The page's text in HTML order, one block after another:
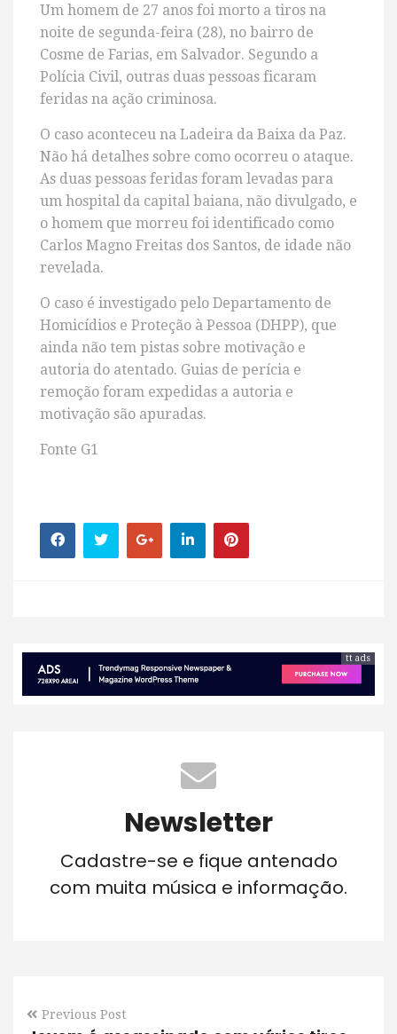
Um homem de 27 anos foi morto a tiros na
noite de segunda-feira (28), no bairro de
Cosme de Farias, em Salvador. Segundo a
Polícia Civil, outras duas pessoas ficaram
feridas na ação criminosa.
O caso aconteceu na Ladeira da Baixa da Paz.
Não há detalhes sobre como ocorreu o ataque.
As duas pessoas feridas foram levadas para
um hospital da capital baiana, não divulgado, e
o homem que morreu foi identificado como
Carlos Magno Freitas dos Santos, de idade não
revelada.
O caso é investigado pelo Departamento de
Homicídios e Proteção à Pessoa (DHPP), que
ainda não tem pistas sobre motivação e
autoria do atentado. Guias de perícia e
remoção foram expedidas a autoria e
motivação são apuradas.
Fonte G1
tt ads
Newsletter
Cadastre-se e fique antenado
com muita música e informação.
Previous Post